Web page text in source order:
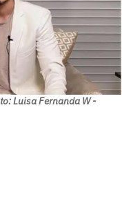
Luisa Fernanda W -